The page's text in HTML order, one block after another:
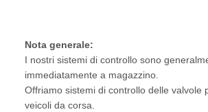
Nota generale:
I nostri sistemi di controllo sono
immediatamente a magazzino.
Offriamo sistemi di controllo delle valvole
veicoli da corsa.